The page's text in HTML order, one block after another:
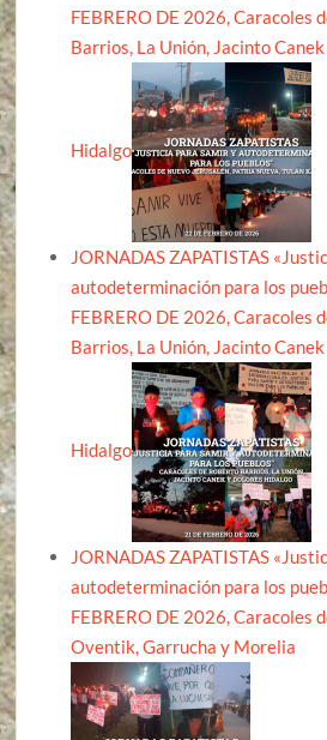
FEBRERO DE 2026, Caracoles
Barrios, La Unión, Jacinto
Hidalgo
JORNADAS ZAPATISTAS
autodeterminación para los
FEBRERO DE 2026, Caracoles
Barrios, La Unión, Jacinto
Hidalgo
JORNADAS ZAPATISTAS
autodeterminación para los
FEBRERO DE 2026, Caracoles
Oventik, Garrucha y Morelia